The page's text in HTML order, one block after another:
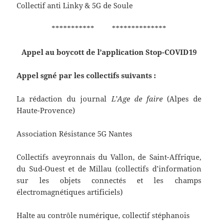
Collectif anti Linky & 5G de Soule
*********** **************
Appel au boycott de l’application Stop-COVID19
Appel sgné par les collectifs suivants :
La rédaction du journalL’Age de faire (Alpes de
Haute-Provence)
Association Résistance 5G Nantes
Collectifs aveyronnais du Vallon, de Saint-Affrique,
du Sud-Ouest et de Millau (collectifs d’information
sur les objets connectés et les champs
électromagnétiques artificiels)
Halte au contrôle numérique, collectif stéphanois